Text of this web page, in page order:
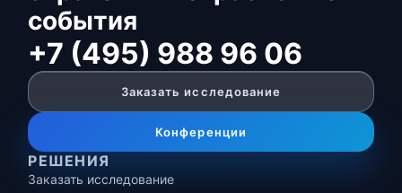
события
+7 (495) 988 96 06
Заказать исследование
Конференции
РЕШЕНИЯ
Заказать исследование